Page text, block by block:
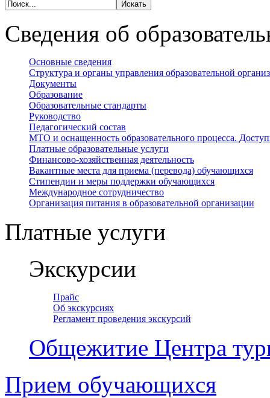
Сведения об
Основные сведения
Структура и органы управления образовательной
Документы
Образование
Образовательные стандарты
Руководство
Педагогический состав
МТО и оснащенность образовательного процесса.
Платные образовательные услуги
Финансово-хозяйственная деятельность
Вакантные места для приема (перевода) обучающихся
Стипендии и меры поддержки обучающихся
Международное сотрудничество
Организация питания в образовательной организации
Платные услуги
Экскурсии
Прайс
Об экскурсиях
Регламент проведения экскурсий
Общежитие Центра
Прием обучающихся